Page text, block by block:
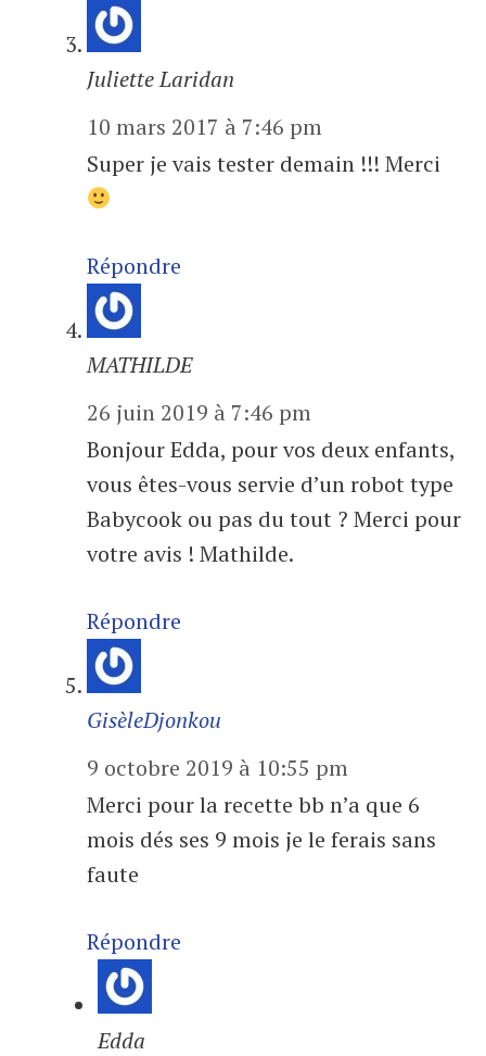
Juliette Laridan
10 mars 2017 à 7:46 pm
Super je vais tester demain !!! Merci
Répondre
MATHILDE
26 juin 2019 à 7:46 pm
Bonjour Edda, pour vos deux enfants,
vous êtes-vous servie d’un robot type
Babycook ou pas du tout ? Merci pour
votre avis ! Mathilde.
Répondre
GisèleDjonkou
9 octobre 2019 à 10:55 pm
Merci pour la recette bb n’a que 6
mois dés ses 9 mois je le ferais sans
faute
Répondre
Edda